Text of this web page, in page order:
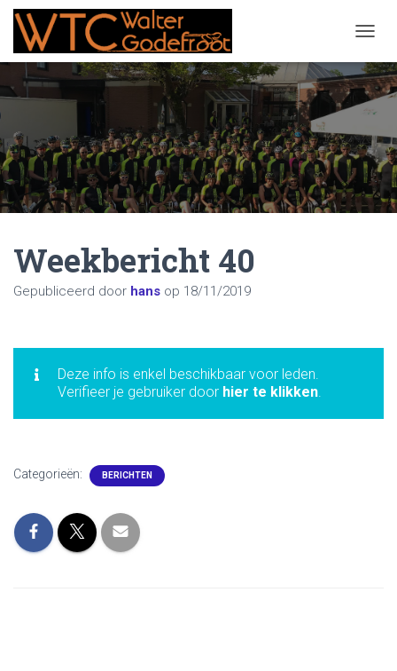
Weekbericht 40
Gepubliceerd door hans op 18/11/2019
Deze info is enkel beschikbaar voor leden.
Verifieer je gebruiker door hier te klikken.
Categorieën: BERICHTEN